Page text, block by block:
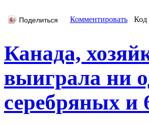
Поделиться Комментировать Код
Канада,
выиграла ни
серебряных и